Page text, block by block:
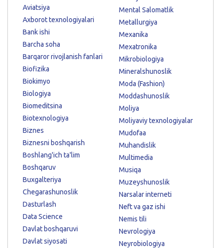
Aviatsiya
Axborot texnologiyalari
Bank ishi
Barcha soha
Barqaror rivojlanish fanlari
Biofizika
Biokimyo
Biologiya
Biomeditsina
Biotexnologiya
Biznes
Biznesni boshqarish
Boshlang'ich ta'lim
Boshqaruv
Buxgalteriya
Chegarashunoslik
Dasturlash
Data Science
Davlat boshqaruvi
Davlat siyosati
Mental Salomatlik
Metallurgiya
Mexanika
Mexatronika
Mikrobiologiya
Mineralshunoslik
Moda (Fashion)
Moddashunoslik
Moliya
Moliyaviy texnologiyalar
Mudofaa
Muhandislik
Multimedia
Musiqa
Muzeyshunoslik
Narsalar interneti
Neft va gaz ishi
Nemis tili
Nevrologiya
Neyrobiologiya